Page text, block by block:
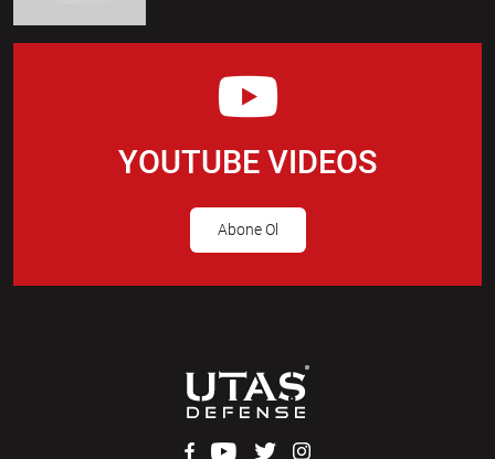
YOUTUBE VIDEOS
Abone Ol